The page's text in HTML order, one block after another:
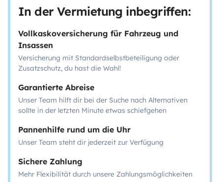
In der Vermietung inbegriffen:
Vollkaskoversicherung für Fahrzeug und
Insassen
Versicherung mit Standardselbstbeteiligung oder
Zusatzschutz, du hast die Wahl!
Garantierte Abreise
Unser Team hilft dir bei der Suche nach Alternativen
sollte in der letzten Minute etwas schiefgehen
Pannenhilfe rund um die Uhr
Unser Team steht dir jederzeit zur Verfügung
Sichere Zahlung
Mehr Flexibilität durch unsere Zahlungsmöglichkeiten